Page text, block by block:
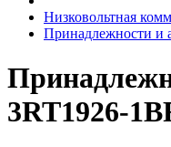
Низковольтная
Принадлежности и
3RT1926-